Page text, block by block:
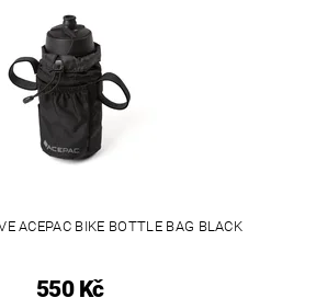
ACEPAC BIKE BOTTLE BAG BLACK
550 Kč